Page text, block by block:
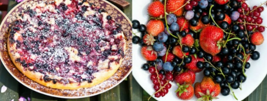
Články
TV Program
Škola vaření